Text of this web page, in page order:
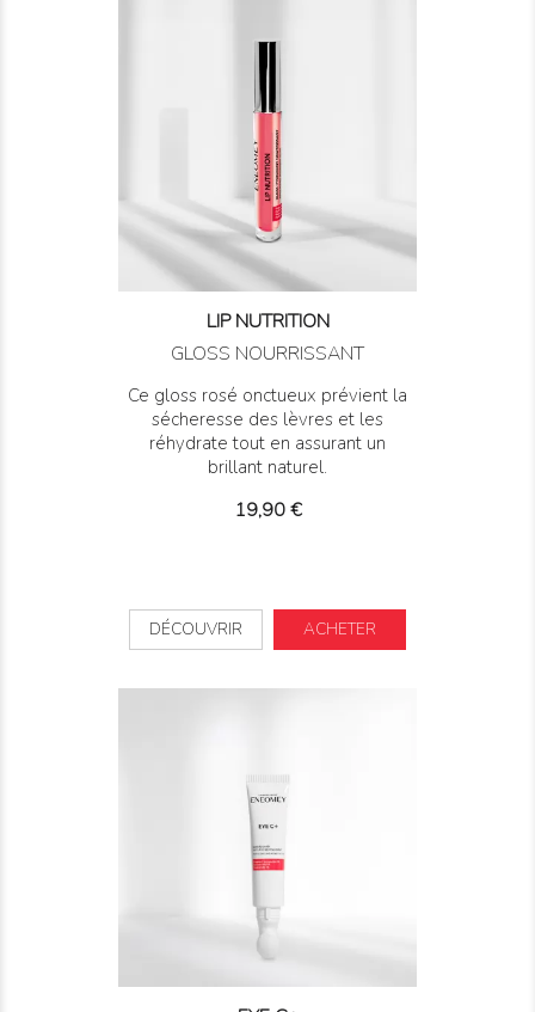
LIP NUTRITION
GLOSS NOURRISSANT
Ce gloss rosé onctueux prévient la
sécheresse des lèvres et les
réhydrate tout en assurant un
brillant naturel.
Prix
19,90 €
DÉCOUVRIR ACHETER